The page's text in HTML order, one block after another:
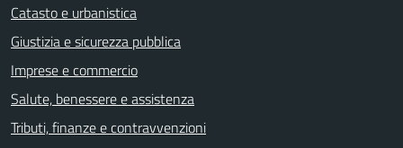
Catasto e urbanistica
Giustizia e sicurezza pubblica
Imprese e commercio
Salute, benessere e assistenza
Tributi, finanze e contravvenzioni